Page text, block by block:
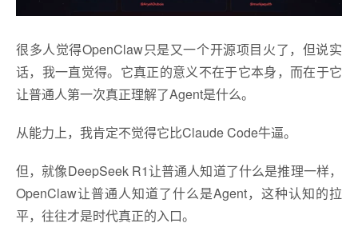
很多人觉得OpenClaw只是又一个开源项目火了，但说实
话，我一直觉得。它真正的意义不在于它本身，而在于它
让普通人第一次真正理解了Agent是什么。
从能力上，我肯定不觉得它比Claude Code牛逼。
但，就像DeepSeek R1让普通人知道了什么是推理一样，
OpenClaw让普通人知道了什么是Agent，这种认知的拉
平，往往才是时代真正的入口。